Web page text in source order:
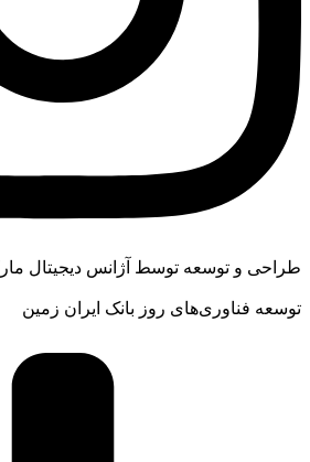
طراحی و توسعه توسط آژانس دیجیتال
توسعه فناوری‌های روز بانک ایران زمین